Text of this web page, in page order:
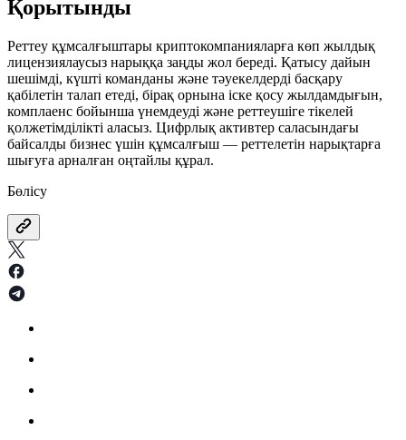
Қорытынды
Реттеу құмсалғыштары криптокомпанияларға көп жылдық
лицензиялаусыз нарыққа заңды жол береді. Қатысу дайын
шешімді, күшті команданы және тәуекелдерді басқару
қабілетін талап етеді, бірақ орнына іске қосу жылдамдығын,
комплаенс бойынша үнемдеуді және реттеушіге тікелей
қолжетімділікті аласыз. Цифрлық активтер саласындағы
байсалды бизнес үшін құмсалғыш — реттелетін нарықтарға
шығуға арналған оңтайлы құрал.
Бөлісу